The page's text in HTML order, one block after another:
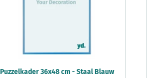
Puzzelkader 36x48 cm - Staal Blauw